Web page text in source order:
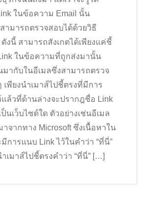
ในข้อความ Email นั้น
ามารถตรวจสอบได้ด้วยวิธี
ดังนี้ สามารถสังเกตได้เพียงแค่ชี้
ในข้อความที่ถูกส่งมานั้น
มากับในอีเมลซึ่งสามารถตรวจ
เพียงนำเมาส์ไปชี้ตรงที่มีการ
แล้วที่ด้านล่างจะปรากฎชื่อ Link
นเว็บไซต์ใด ตัวอย่างเช่นอีเมล
จากทาง Microsoft ซึ่งเนื้อหาใน
การแนบ Link ไว้ในคำว่า “ที่นี่”
เมาส์ไปชี้ตรงคำว่า “ที่นี่” […]